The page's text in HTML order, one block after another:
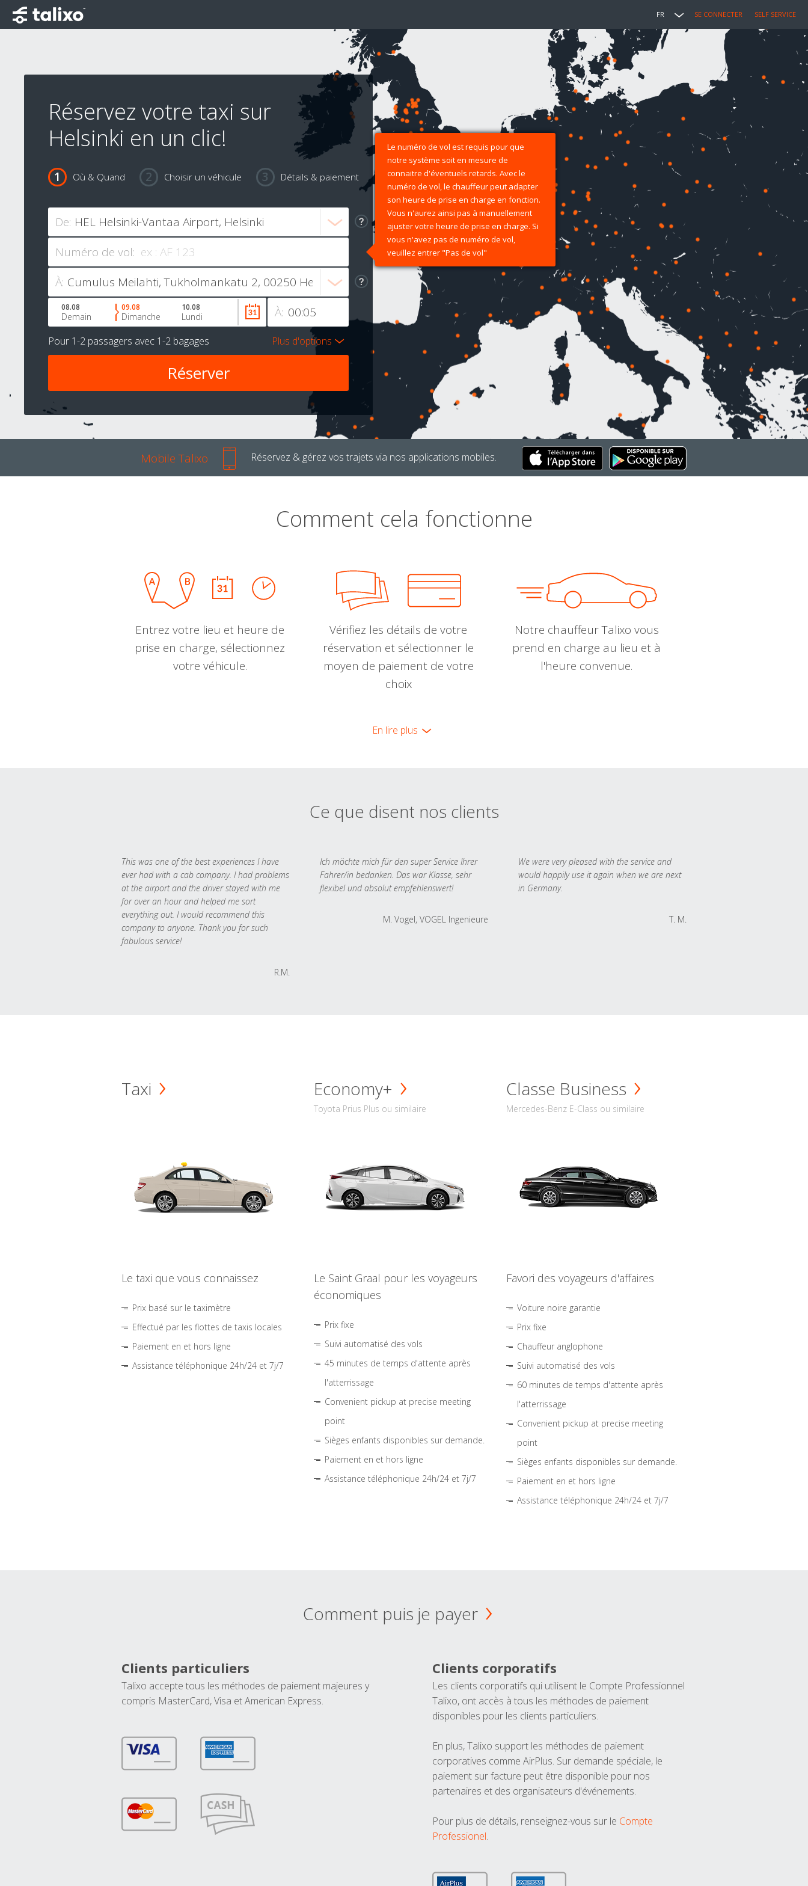
FR SE CONNECTER SELF SERVICE
Réservez votre taxi sur
Helsinki en un clic!
Où & Quand Choisir un véhicule Détails & paiement
De:
Numéro de vol:
Le numéro de vol est requis pour que
notre système soit en mesure de
connaitre d'éventuels retards. Avec le
numéro de vol, le chauffeur peut adapter
son heure de prise en charge en fonction.
Vous n'aurez ainsi pas à manuellement
ajuster votre heure de prise en charge. Si
vous n'avez pas de numéro de vol,
veuillez entrer "Pas de vol"
À:
À:
08.08
Demain
09.08
Dimanche
10.08
Lundi
Pour 1-2 passagers avec 1-2 bagages Plus d'options
Mobile Talixo Réservez & gérez vos trajets via nos applications mobiles.
Comment cela fonctionne
Entrez votre lieu et heure de
prise en charge, sélectionnez
votre véhicule.
Vérifiez les détails de votre
réservation et sélectionner le
moyen de paiement de votre
choix
Notre chauffeur Talixo vous
prend en charge au lieu et à
l'heure convenue.
En lire plus
Ce que disent nos clients
This was one of the best experiences I have
ever had with a cab company. I had problems
at the airport and the driver stayed with me
for over an hour and helped me sort
everything out. I would recommend this
company to anyone. Thank you for such
fabulous service!
R.M.
Ich möchte mich für den super Service Ihrer
Fahrer/in bedanken. Das war Klasse, sehr
flexibel und absolut empfehlenswert!
M. Vogel, VOGEL Ingenieure
We were very pleased with the service and
would happily use it again when we are next
in Germany.
T. M.
Taxi
Le taxi que vous connaissez
Prix basé sur le taximètre
Effectué par les flottes de taxis locales
Paiement en et hors ligne
Assistance téléphonique 24h/24 et 7j/7
Economy+
Toyota Prius Plus ou similaire
Le Saint Graal pour les voyageurs
économiques
Prix fixe
Suivi automatisé des vols
45 minutes de temps d'attente après
l'atterrissage
Convenient pickup at precise meeting
point
Sièges enfants disponibles sur demande.
Paiement en et hors ligne
Assistance téléphonique 24h/24 et 7j/7
Classe Business
Mercedes-Benz E-Class ou similaire
Favori des voyageurs d'affaires
Voiture noire garantie
Prix fixe
Chauffeur anglophone
Suivi automatisé des vols
60 minutes de temps d'attente après
l'atterrissage
Convenient pickup at precise meeting
point
Sièges enfants disponibles sur demande.
Paiement en et hors ligne
Assistance téléphonique 24h/24 et 7j/7
Comment puis je payer
Clients particuliers
Talixo accepte tous les méthodes de paiement majeures y
compris MasterCard, Visa et American Express.
Clients corporatifs
Les clients corporatifs qui utilisent le Compte Professionnel
Talixo, ont accès à tous les méthodes de paiement
disponibles pour les clients particuliers.
En plus, Talixo support les méthodes de paiement
corporatives comme AirPlus. Sur demande spéciale, le
paiement sur facture peut être disponible pour nos
partenaires et des organisateurs d'événements.
Pour plus de détails, renseignez-vous sur le Compte
Professionel.